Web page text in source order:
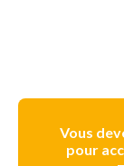
Vous
pour